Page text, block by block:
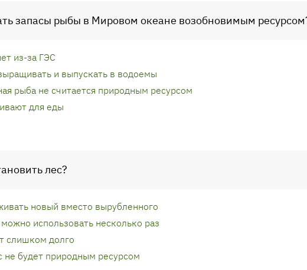
запасы рыбы в Мировом океане возобновимым
из-за ГЭС
и выпускать в водоемы
рыба не считается природным ресурсом
для еды
лес?
новый вместо вырубленного
использовать несколько раз
слишком долго
не будет природным ресурсом